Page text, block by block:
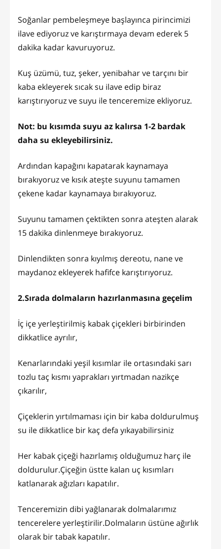
Soğanlar pembeleşmeye başlayınca pirincimizi
ilave ediyoruz ve karıştırmaya devam ederek 5
dakika kadar kavuruyoruz.
Kuş üzümü, tuz, şeker, yenibahar ve tarçını bir
kaba ekleyerek sıcak su ilave edip biraz
karıştırıyoruz ve suyu ile tenceremize ekliyoruz.
Not: bu kısımda suyu az kalırsa 1-2 bardak
daha su ekleyebilirsiniz.
Ardından kapağını kapatarak kaynamaya
bırakıyoruz ve kısık ateşte suyunu tamamen
çekene kadar kaynamaya bırakıyoruz.
Suyunu tamamen çektikten sonra ateşten alarak
15 dakika dinlenmeye bırakıyoruz.
Dinlendikten sonra kıyılmış dereotu, nane ve
maydanoz ekleyerek hafifce karıştırıyoruz.
2.Sırada dolmaların hazırlanmasına geçelim
İç içe yerleştirilmiş kabak çiçekleri birbirinden
dikkatlice ayrılır,
Kenarlarındaki yeşil kısımlar ile ortasındaki sarı
tozlu taç kısmı yaprakları yırtmadan nazikçe
çıkarılır,
Çiçeklerin yırtılmaması için bir kaba doldurulmuş
su ile dikkatlice bir kaç defa yıkayabilirsiniz
Her kabak çiçeği hazırlamış olduğumuz harç ile
doldurulur.Çiçeğin üstte kalan uç kısımları
katlanarak ağızları kapatılır.
Tenceremizin dibi yağlanarak dolmalarımız
tencerelere yerleştirilir.Dolmaların üstüne ağırlık
olarak bir tabak kapatılır.